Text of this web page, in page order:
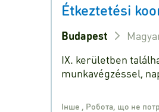
Étkeztetési
Budapest
IX. kerületben
munkavégzéssel,
Інше Робота, що не